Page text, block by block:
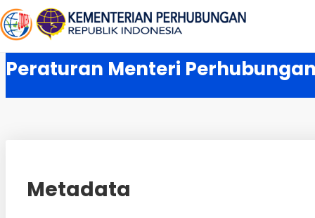
Peraturan Menteri Perhubungan
Metadata